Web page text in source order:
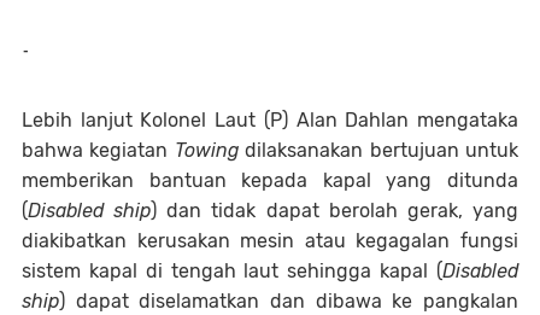
-
Lebih lanjut Kolonel Laut (P) Alan Dahlan mengataka
bahwa kegiatan Towingdilaksanakan bertujuan untuk
memberikan bantuan kepada kapal yang ditunda
(Disabled ship) dan tidak dapat berolah gerak, yang
diakibatkan kerusakan mesin atau kegagalan fungsi
sistem kapal di tengah laut sehingga kapal (Disabled
ship) dapat diselamatkan dan dibawa ke pangkalan